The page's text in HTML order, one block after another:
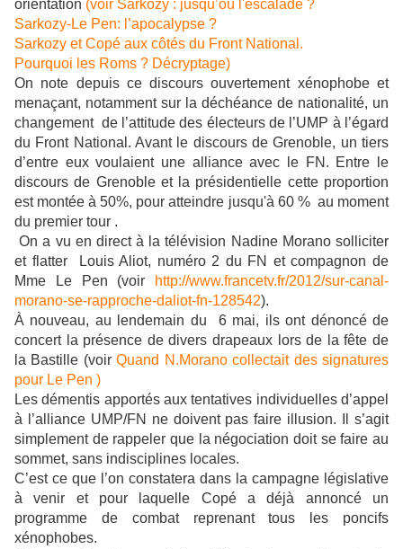
orientation (voir Sarkozy : jusqu’où l'escalade ?
Sarkozy-Le Pen: l’apocalypse ?
Sarkozy et Copé aux côtés du Front National.
Pourquoi les Roms ? Décryptage)
On note depuis ce discours ouvertement xénophobe et
menaçant, notamment sur la déchéance de nationalité, un
changement de l’attitude des électeurs de l’UMP à l’égard
du Front National. Avant le discours de Grenoble, un tiers
d’entre eux voulaient une alliance avec le FN. Entre le
discours de Grenoble et la présidentielle cette proportion
est montée à 50%, pour atteindre jusqu'à 60 %au moment
du premier tour .
On a vu en direct à la télévision Nadine Morano solliciter
et flatter Louis Aliot, numéro 2 du FN et compagnon de
Mme Le Pen (voir
http://www.francetv.fr/2012/sur-canal-
morano-se-rapproche-daliot-fn-128542).
À nouveau, au lendemain du 6 mai, ils ont dénoncé de
concert la présence de divers drapeaux lors de la fête de
la Bastille (voir Quand N.Morano collectait des signatures
pour Le Pen )
Les démentis apportés aux tentatives individuelles d’appel
à l’alliance UMP/FN ne doivent pas faire illusion. Il s’agit
simplement de rappeler que la négociation doit se faire au
sommet, sans indisciplines locales.
C’est ce que l’on constatera dans la campagne législative
à venir et pour laquelle Copé a déjà annoncé un
programme de combat reprenant tous les poncifs
xénophobes.